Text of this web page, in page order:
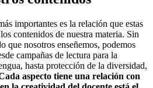
importantes es la relación que estas
contenidos de nuestra materia. Sin
que nosotros enseñemos, podemos
campañas de lectura para la
hasta protección de la diversidad,
aspecto tiene una relación con